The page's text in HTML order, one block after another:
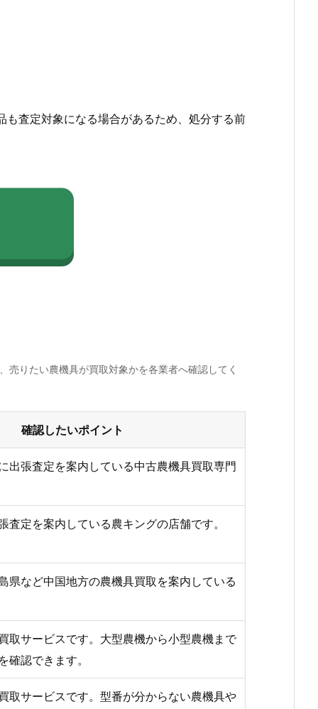
査定対象になる場合があるため、処分する前
りたい農機具が買取対象かを各業者へ確認してく
確認したいポイント
出張査定を案内している中古農機具買取専門
査定を案内している農キングの店舗です。
県など中国地方の農機具買取を案内している
取サービスです。大型農機から小型農機まで
確認できます。
取サービスです。型番が分からない農機具や